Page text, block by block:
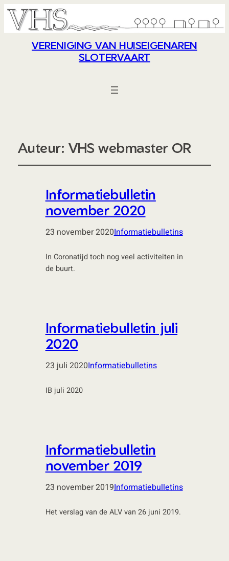
VERENIGING VAN HUISEIGENAREN
SLOTERVAART
Auteur: VHS webmaster OR
Informatiebulletin
november 2020
23 november 2020Informatiebulletins
In Coronatijd toch nog veel activiteiten in
de buurt.
Informatiebulletin juli
2020
23 juli 2020Informatiebulletins
IB juli 2020
Informatiebulletin
november 2019
23 november 2019Informatiebulletins
Het verslag van de ALV van 26 juni 2019.